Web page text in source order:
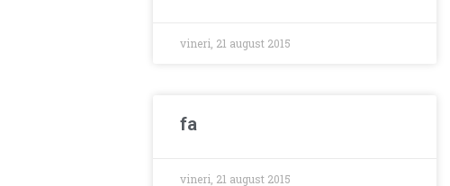
vineri, 21 august 2015
fa
vineri, 21 august 2015